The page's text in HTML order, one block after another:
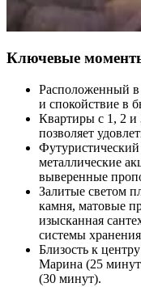
Ключевые
Расположенный в
и спокойствие в
Квартиры с 1, 2 и
позволяет
Футуристический
металлические
выверенные
Залитые светом
камня, матовые
изысканная
системы
Близость к
Марина (25
(30 минут).